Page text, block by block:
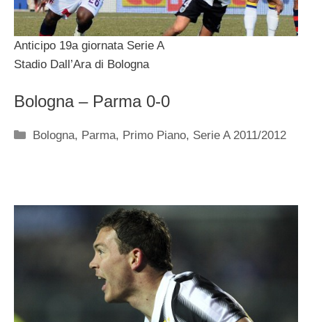
Anticipo 19a giornata Serie A
Stadio Dall’Ara di Bologna
Bologna – Parma 0-0
Categorie
Bologna, Parma, Primo Piano, Serie A 2011/2012